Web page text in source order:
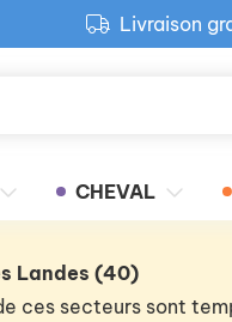
Livraison
Retour
CHEVAL
Landes (40)
ces secteurs sont